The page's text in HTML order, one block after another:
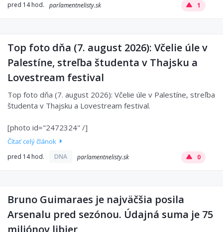
pred 14 hod. parlamentnelisty.sk 1
Top foto dňa (7. august 2026): Včelie úle v
Palestíne, streľba študenta v Thajsku a
Lovestream festival
Top foto dňa (7. august 2026): Včelie úle v Palestíne, streľba
študenta v Thajsku a Lovestream festival.
[photo id="2472324" /]
Čítať celý článok
pred 14 hod. DNA parlamentnelisty.sk 0
Bruno Guimaraes je najväčšia posila
Arsenalu pred sezónou. Údajná suma je 75
miliónov libier